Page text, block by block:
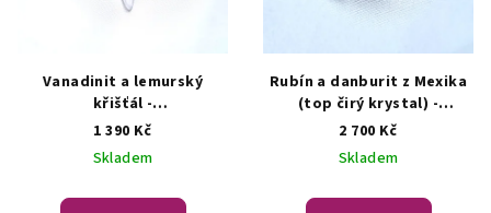
Vanadinit a lemurský
křišťál -
přívěsek/náhrdelník
ŠPERKY S PŘÍRODNÍMI
KRYSTALY
1 390 Kč
Skladem
Rubín a danburit z Mexika
(top čirý krystal) -
šperk/náhrdelník
PŘÍRODNÍMI KRYSTALY
2 700 Kč
Skladem